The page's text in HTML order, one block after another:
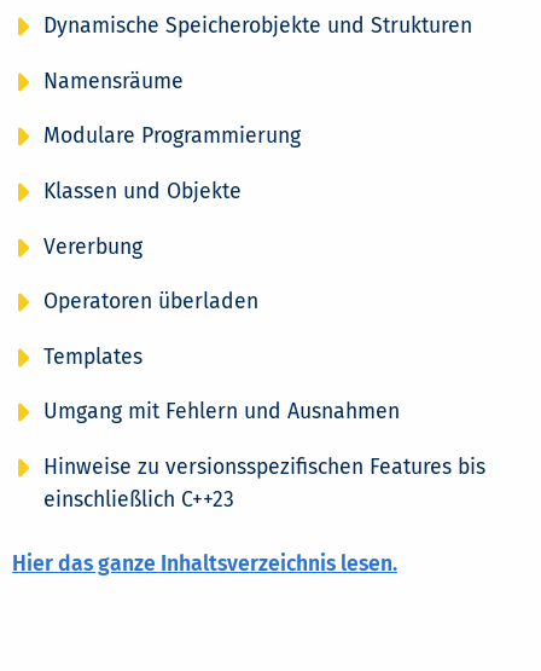
Dynamische Speicherobjekte und Strukturen
Namensräume
Modulare Programmierung
Klassen und Objekte
Vererbung
Operatoren überladen
Templates
Umgang mit Fehlern und Ausnahmen
Hinweise zu versionsspezifischen Features bis
einschließlich C++23
Hier das ganze Inhaltsverzeichnis lesen.